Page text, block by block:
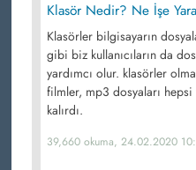
Klasör Nedir? Ne İşe
Klasörler bilgisayarın
gibi biz kullanıcıların da
yardımcı olur. klasörler
filmler, mp3 dosyaları
kalırdı.
39,660 okuma, 24.02.2020